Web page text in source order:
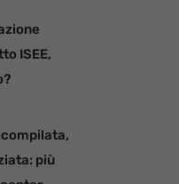
ISEE,
più